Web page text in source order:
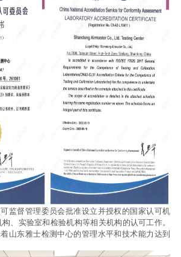
监督管理委员会批准设立并授权的国家认可机
、实验室和检验机构等相关机构的认可工作。
山东雅士检测中心的管理水平和技术能力达到